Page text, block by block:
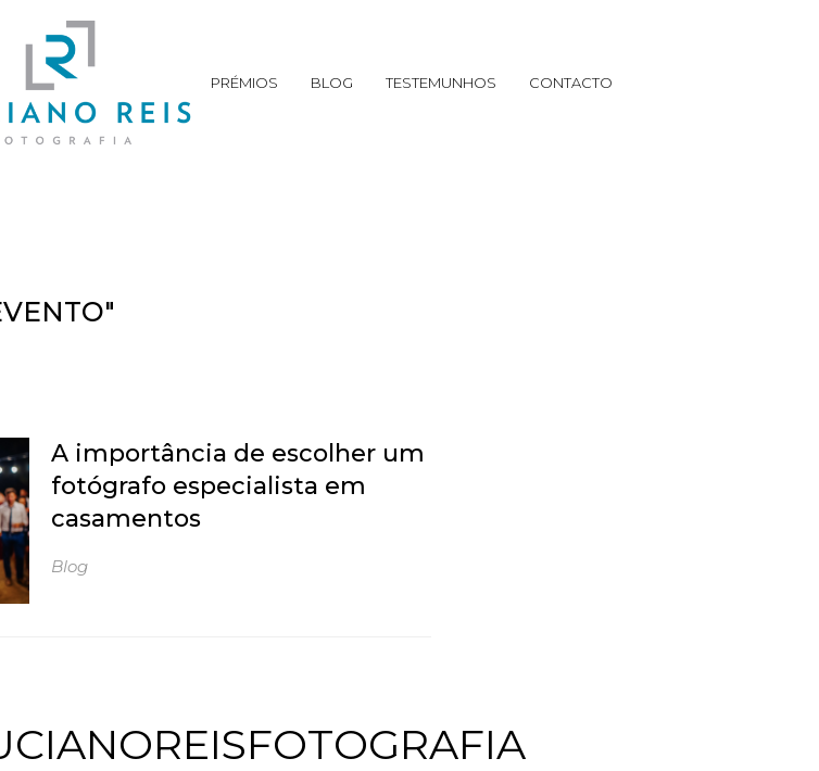
PRÉMIOS BLOG TESTEMUNHOS CONTACTO
A importância de escolher um
fotógrafo especialista em
casamentos
Blog